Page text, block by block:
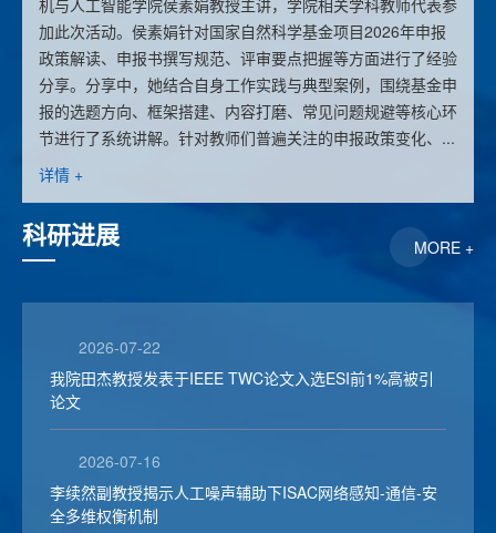
机与人工智能学院侯素娟教授主讲，学院相关学科教师代表参
加此次活动。侯素娟针对国家自然科学基金项目2026年申报
政策解读、申报书撰写规范、评审要点把握等方面进行了经验
分享。分享中，她结合自身工作实践与典型案例，围绕基金申
报的选题方向、框架搭建、内容打磨、常见问题规避等核心环
节进行了系统讲解。针对教师们普遍关注的申报政策变化、...
详情 +
科研进展 MORE +
2026-07-22
我院田杰教授发表于IEEE TWC论文入选ESI前1%高被引
论文
2026-07-16
李续然副教授揭示人工噪声辅助下ISAC网络感知-通信-安
全多维权衡机制